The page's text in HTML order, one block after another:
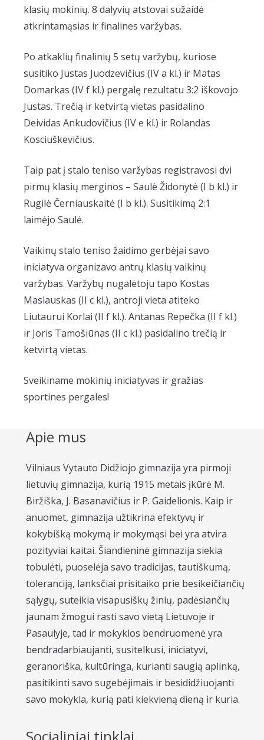
klasių mokinių. 8 dalyvių atstovai sužaidė
atkrintamąsias ir finalines varžybas.
Po atkaklių finalinių 5 setų varžybų, kuriose
susitiko Justas Juodzevičius (IV a kl.) ir Matas
Domarkas (IV f kl.) pergalę rezultatu 3:2 iškovojo
Justas. Trečią ir ketvirtą vietas pasidalino
Deividas Ankudovičius (IV e kl.) ir Rolandas
Kosciuškevičius.
Taip pat į stalo teniso varžybas registravosi dvi
pirmų klasių merginos – Saulė Židonytė (I b kl.) ir
Rugilė Černiauskaitė (I b kl.). Susitikimą 2:1
laimėjo Saulė.
Vaikinų stalo teniso žaidimo gerbėjai savo
iniciatyva organizavo antrų klasių vaikinų
varžybas. Varžybų nugalėtoju tapo Kostas
Maslauskas (II c kl.), antroji vieta atiteko
Liutaurui Korlai (II f kl.). Antanas Repečka (II f kl.)
ir Joris Tamošiūnas (II c kl.) pasidalino trečią ir
ketvirtą vietas.
Sveikiname mokinių iniciatyvas ir gražias
sportines pergales!
Apie mus
Vilniaus Vytauto Didžiojo gimnazija yra pirmoji
lietuvių gimnazija, kurią 1915 metais įkūrė M.
Biržiška, J. Basanavičius ir P. Gaidelionis. Kaip ir
anuomet, gimnazija užtikrina efektyvų ir
kokybišką mokymą ir mokymąsi bei yra atvira
pozityviai kaitai. Šiandieninė gimnazija siekia
tobulėti, puoselėja savo tradicijas, tautiškumą,
toleranciją, lanksčiai prisitaiko prie besikeičiančių
sąlygų, suteikia visapusiškų žinių, padėsiančių
jaunam žmogui rasti savo vietą Lietuvoje ir
Pasaulyje, tad ir mokyklos bendruomenė yra
bendradarbiaujanti, susitelkusi, iniciatyvi,
geranoriška, kultūringa, kurianti saugią aplinką,
pasitikinti savo sugebėjimais ir besididžiuojanti
savo mokykla, kurią pati kiekvieną dieną ir kuria.
Socialiniai tinklai